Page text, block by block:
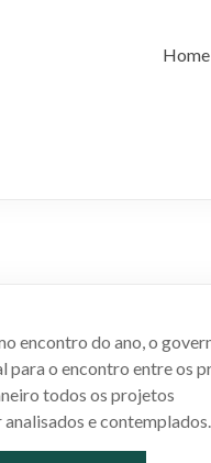
Home
encontro do ano, o
para o encontro entre os
todos os projetos
e contemplados.